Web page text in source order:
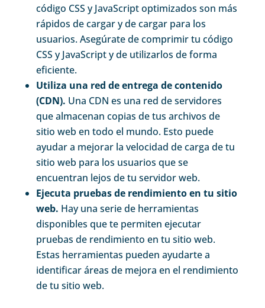
código CSS y JavaScript optimizados son más
rápidos de cargar y de cargar para los
usuarios. Asegúrate de comprimir tu código
CSS y JavaScript y de utilizarlos de forma
eficiente.
Utiliza una red de entrega de contenido
(CDN). Una CDN es una red de servidores
que almacenan copias de tus archivos de
sitio web en todo el mundo. Esto puede
ayudar a mejorar la velocidad de carga de tu
sitio web para los usuarios que se
encuentran lejos de tu servidor web.
Ejecuta pruebas de rendimiento en tu sitio
web. Hay una serie de herramientas
disponibles que te permiten ejecutar
pruebas de rendimiento en tu sitio web.
Estas herramientas pueden ayudarte a
identificar áreas de mejora en el rendimiento
de tu sitio web.